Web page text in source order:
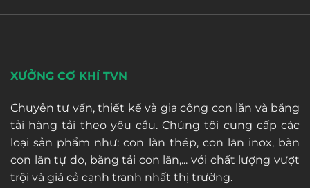
XƯỞNG CƠ KHÍ TVN
Chuyên tư vấn, thiết kế và gia công con lăn và băng
tải hàng tải theo yêu cầu. Chúng tôi cung cấp các
loại sản phẩm như: con lăn thép, con lăn inox, bàn
con lăn tự do, băng tải con lăn,... với chất lượng vượt
trội và giá cả cạnh tranh nhất thị trường.